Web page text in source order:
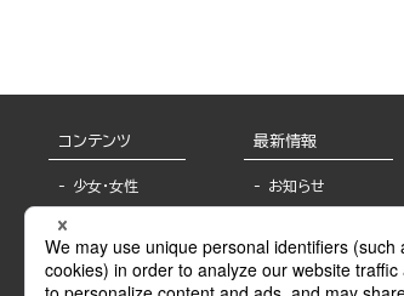
コンテンツ
少女・女性
BL
ライトノベル
最新情報
お知らせ
報
書店様へ